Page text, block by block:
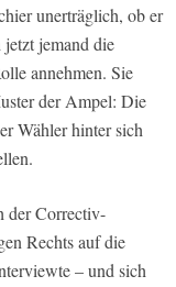
unerträglich, ob er
jemand die
annehmen. Sie
der Ampel: Die
Wähler hinter sich
der Correctiv-
Rechts auf die
– und sich